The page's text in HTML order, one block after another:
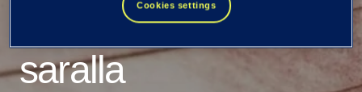
työvoimanhallinnan
saralla
Cookies settings